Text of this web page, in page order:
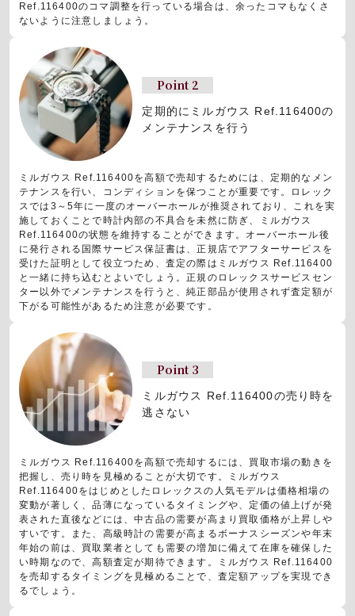
Ref.116400のコマ調整を行っている場合は、余ったコマもなくさ
ないように注意しましょう。
Point 2
定期的にミルガウス Ref.116400の
メンテナンスを行う
ミルガウス Ref.116400を高額で売却するためには、定期的なメン
テナンスを行い、コンディションを保つことが重要です。ロレック
スでは3～5年に一度のオーバーホールが推奨されており、これを実
施しておくことで時計内部の不具合を未然に防ぎ、ミルガウス
Ref.116400の状態を維持することができます。オーバーホール後
に発行される国際サービス保証書は、正規店でアフターサービスを
受けた証明として役立つため、査定の際はミルガウス Ref.116400
と一緒に持ち込むとよいでしょう。正規のロレックスサービスセン
ター以外でメンテナンスを行うと、純正部品が使用されず査定額が
下がる可能性があるため注意が必要です。
Point 3
ミルガウス Ref.116400の売り時を
逃さない
ミルガウス Ref.116400を高額で売却するには、買取市場の動きを
把握し、売り時を見極めることが大切です。ミルガウス
Ref.116400をはじめとしたロレックスの人気モデルは価格相場の
変動が著しく、品薄になっているタイミングや、定価の値上げが発
表された直後などには、中古品の需要が高まり買取価格が上昇しや
すいです。また、高級時計の需要が高まるボーナスシーズンや年末
年始の前は、買取業者としても需要の増加に備えて在庫を確保した
い時期なので、高額査定が期待できます。ミルガウス Ref.116400
を売却するタイミングを見極めることで、査定額アップを実現でき
るでしょう。